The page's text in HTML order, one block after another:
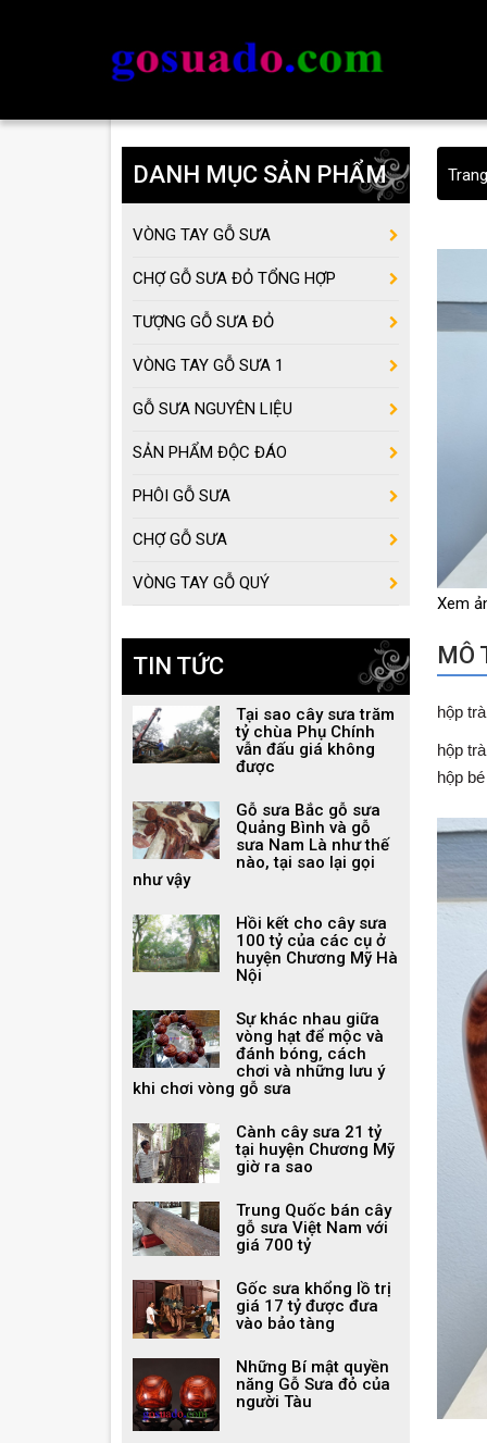
Xem
MÔ
hộp
hộp
hộp
DANH MỤC SẢN PHẨM
VÒNG TAY GỖ SƯA
CHỢ GỖ SƯA ĐỎ TỔNG HỢP
TƯỢNG GỖ SƯA ĐỎ
VÒNG TAY GỖ SƯA 1
GỖ SƯA NGUYÊN LIỆU
SẢN PHẨM ĐỘC ĐÁO
PHÔI GỖ SƯA
CHỢ GỖ SƯA
VÒNG TAY GỖ QUÝ
TIN TỨC
Tại sao cây sưa trăm
tỷ chùa Phụ Chính
vẫn đấu giá không
được
Gỗ sưa Bắc gỗ sưa
Quảng Bình và gỗ
sưa Nam Là như thế
nào, tại sao lại gọi
như vậy
Hồi kết cho cây sưa
100 tỷ của các cụ ở
huyện Chương Mỹ Hà
Nội
Sự khác nhau giữa
vòng hạt để mộc và
đánh bóng, cách
chơi và những lưu ý
khi chơi vòng gỗ sưa
Cành cây sưa 21 tỷ
tại huyện Chương Mỹ
giờ ra sao
Trung Quốc bán cây
gỗ sưa Việt Nam với
giá 700 tỷ
Gốc sưa khổng lồ trị
giá 17 tỷ được đưa
vào bảo tàng
Những Bí mật quyền
năng Gỗ Sưa đỏ của
người Tàu